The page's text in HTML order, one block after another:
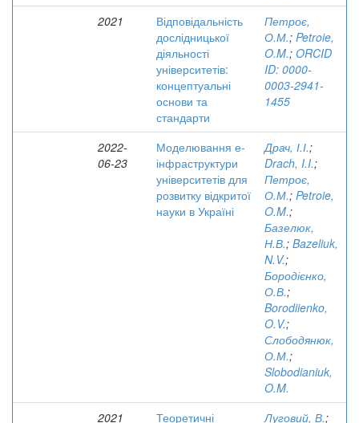
2021
Відповідальність
дослідницької
діяльності
університетів:
концептуальні
основи та
стандарти
Петроє,
О.М.; Petroie,
O.M.; ORCID
ID: 0000-
0003-2941-
1455
2022-
06-23
Моделювання е-
інфраструктури
університетів для
розвитку відкритої
науки в Україні
Драч, І.І.;
Drach, I.I.;
Петроє,
О.М.; Petroie,
O.M.;
Базелюк,
Н.В.; Bazeliuk,
N.V.;
Бородієнко,
О.В.;
Borodiienko,
O.V.;
Слободянюк,
О.М.;
Slobodianiuk,
O.M.
2021
Теоретичні
Луговий, В.;